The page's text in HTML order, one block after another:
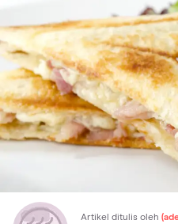
Artikel ditulis oleh